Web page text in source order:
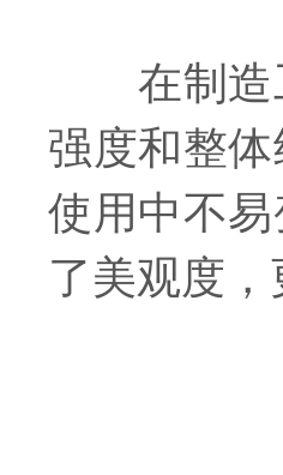
在制造工
强度和整
使用中不
了美观度